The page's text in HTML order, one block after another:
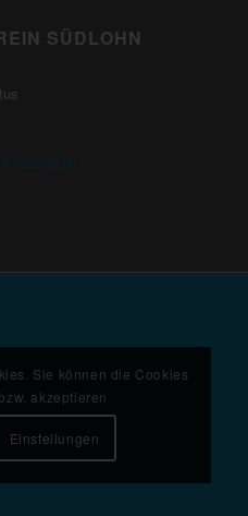
SÜDLOHN
Sie können die Cookies
akzeptieren
Einstellungen